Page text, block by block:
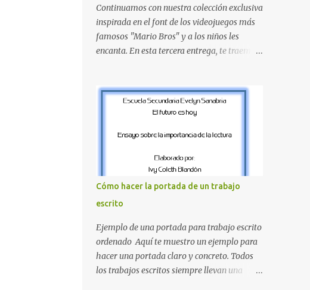
secuencia dinámica que alterna entre el rojo
de Mario, el verde de Luigi, y los tonos azul y
amarillo clásicos de los elementos del juego.
Contenido Actual: La imagen muestra la
divertido que define a toda la colección.
Primera parte del juego de letras in...
Continuamos con nuestra colección exclusiva
inspirada en el font de los videojuegos más
famosos "Mario Bros" y a los niños les
encanta. En esta tercera entrega, te traemos
que hemos incluido la letra Ñ , esencial para
todos nuestros proyectos en español. Bloque
la Q ¿Qué incluye este bloque de letras? En
imágenes individuales en alta resolución de
las siguientes letras: Letras vibrantes : La J y
la M en el clásico rojo de la gorra de Mario.
Tonos azules : La K y la Ñ , que destacan por
su diseño limpio y audaz. Colores
secundarios : La L y la Q en amarillo
brillante, junto con la N y la P en un verde
inspirado en los niveles de los juegos.
Cómo hacer la portada de un trabajo
escrito
Ejemplo de una portada para trabajo escrito
ordenado Aquí te muestro un ejemplo para
hacer una portada claro y concreto. Todos
los trabajos escritos siempre llevan una